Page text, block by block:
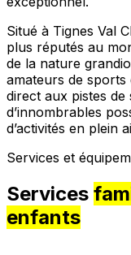
Situé à Tignes Val
plus réputés au
de la nature
amateurs de sports
direct aux pistes de
d’innombrables
d’activités en plein
Services et
Services
enfants